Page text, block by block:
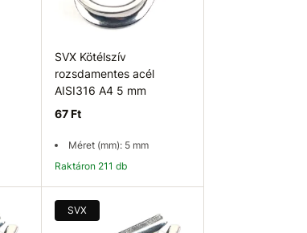
SVX Kötélszív
rozsdamentes acél
AISI316 A4 5 mm
67 Ft
Méret (mm): 5 mm
Raktáron 211 db
SVX